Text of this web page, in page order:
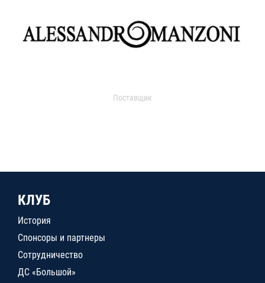
Поставщик
КЛУБ
История
Спонсоры и партнеры
Сотрудничество
ДС «Большой»